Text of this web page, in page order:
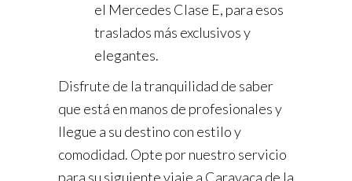
el Mercedes Clase E, para esos
traslados más exclusivos y
elegantes.
Disfrute de la tranquilidad de saber
que está en manos de profesionales y
llegue a su destino con estilo y
comodidad. Opte por nuestro servicio
para su siguiente viaje a Caravaca de la